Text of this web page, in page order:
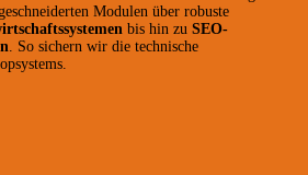
Modulen über robuste
bis hin zu SEO-
. So sichern wir die technische